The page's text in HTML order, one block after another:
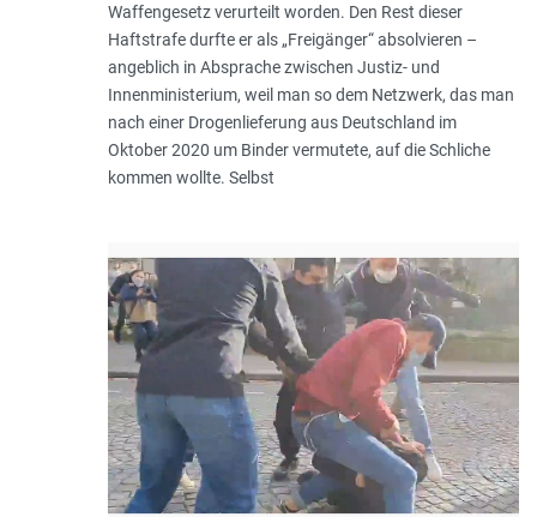
Waffengesetz verurteilt worden. Den Rest dieser
Haftstrafe durfte er als „Freigänger“ absolvieren –
angeblich in Absprache zwischen Justiz- und
Innenministerium, weil man so dem Netzwerk, das man
nach einer Drogenlieferung aus Deutschland im
Oktober 2020 um Binder vermutete, auf die Schliche
kommen wollte. Selbst